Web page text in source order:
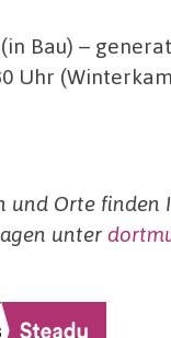
Bau) –
Uhr
und Orte finden
unter